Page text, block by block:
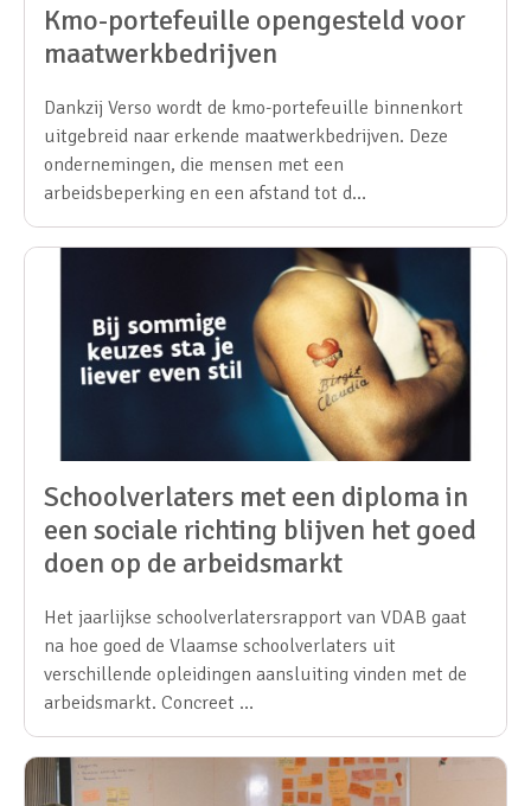
Kmo-portefeuille opengesteld voor
maatwerkbedrijven
Dankzij Verso wordt de kmo-portefeuille binnenkort
uitgebreid naar erkende maatwerkbedrijven. Deze
ondernemingen, die mensen met een
arbeidsbeperking en een afstand tot d…
Schoolverlaters met een diploma in
een sociale richting blijven het goed
doen op de arbeidsmarkt
Het jaarlijkse schoolverlatersrapport van VDAB gaat
na hoe goed de Vlaamse schoolverlaters uit
verschillende opleidingen aansluiting vinden met de
arbeidsmarkt. Concreet …